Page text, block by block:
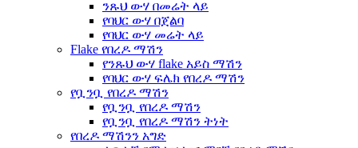
ንጹህ ውሃ በመሬት ላይ
የባህር ውሃ በጀልባ
የባህር ውሃ መሬት ላይ
Flake የበረዶ ማሽን
የንጹህ ውሃ flake አይስ ማሽን
የባህር ውሃ ፍሌክ የበረዶ ማሽን
የቧንቧ የበረዶ ማሽን
የቧንቧ የበረዶ ማሽን
የቧንቧ የበረዶ ማሽን ትነት
የበረዶ ማሽንን አግድ